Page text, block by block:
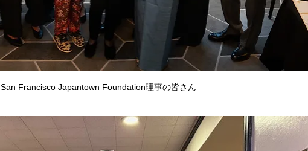
San Francisco Japantown Foundation理事の皆さん